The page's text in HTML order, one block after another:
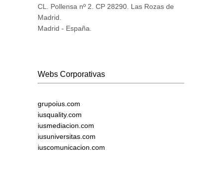
CL. Pollensa nº 2. CP 28290. Las Rozas de
Madrid.
Madrid - España.
Webs Corporativas
grupoius.com
iusquality.com
iusmediacion.com
iusuniversitas.com
iuscomunicacion.com